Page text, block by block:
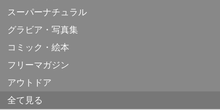
スーパーナチュラル
グラビア・写真集
コミック・絵本
フリーマガジン
アウトドア
全て見る